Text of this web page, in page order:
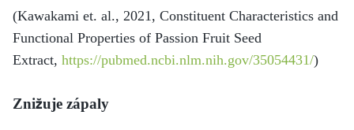
(Kawakami et. al., 2021, Constituent Characteristics and
Functional Properties of Passion Fruit Seed
Extract, https://pubmed.ncbi.nlm.nih.gov/35054431/)
Znižuje zápaly